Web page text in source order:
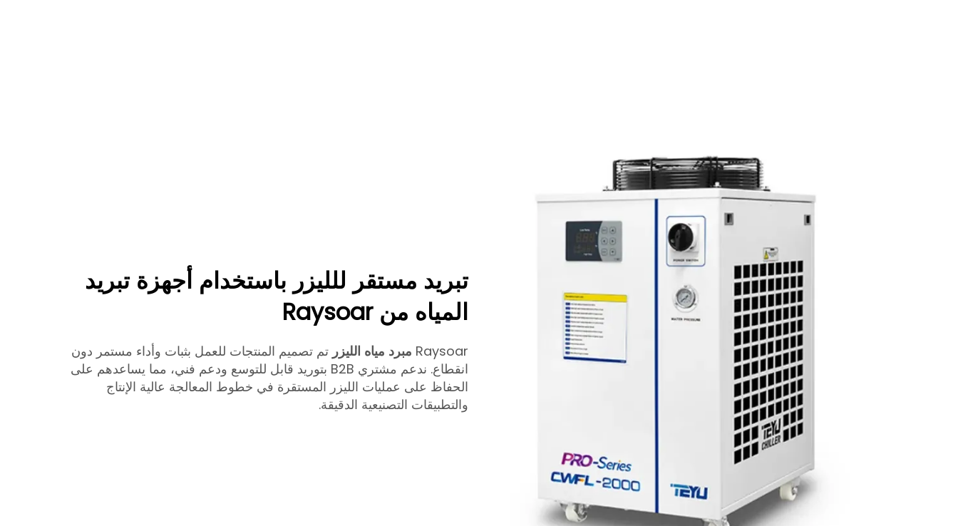
تبريد مستقر للليزر باستخدام أجهزة تبريد
المياه من Raysoar
Raysoar مبرد مياه الليزر تم تصميم المنتجات للعمل بثبات وأداء مستمر دون
انقطاع. ندعم مشتري B2B بتوريد قابل للتوسع ودعم فني، مما يساعدهم على
الحفاظ على عمليات الليزر المستقرة في خطوط المعالجة عالية الإنتاج
والتطبيقات التصنيعية الدقيقة.